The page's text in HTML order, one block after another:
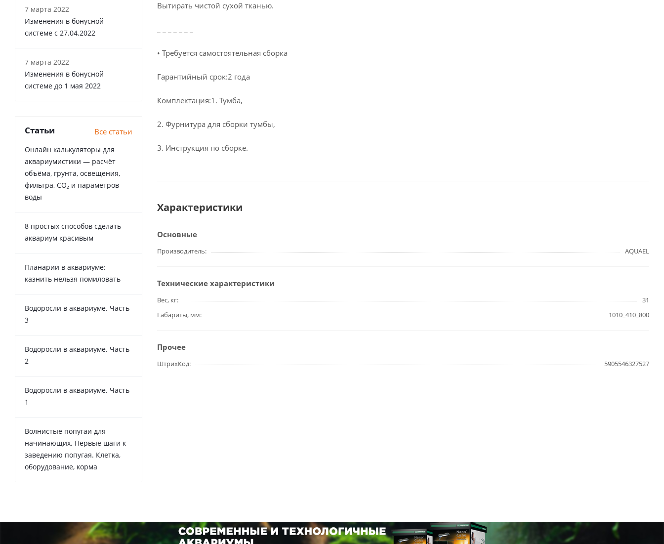
Вытирать чистой сухой тканью.
• Требуется самостоятельная сборка
Гарантийный срок:2 года
Комплектация:1. Тумба,
2. Фурнитура для сборки тумбы,
3. Инструкция по сборке.
Характеристики
Основные
Производитель AQUAEL
Технические характеристики
Вес, кг
31
Габариты, мм
1010_410_800
Прочее
ШтрихКод 5905546327527
7 марта 2022
Изменения в бонусной
системе с 27.04.2022
7 марта 2022
Изменения в бонусной
системе до 1 мая 2022
Статьи Все статьи
Онлайн калькуляторы для
аквариумистики — расчёт
объёма, грунта, освещения,
фильтра, CO₂ и параметров
воды
8 простых способов сделать
аквариум красивым
Планарии в аквариуме:
казнить нельзя помиловать
Водоросли в аквариуме. Часть
3
Водоросли в аквариуме. Часть
2
Водоросли в аквариуме. Часть
1
Волнистые попугаи для
начинающих. Первые шаги к
заведению попугая. Клетка,
оборудование, корма